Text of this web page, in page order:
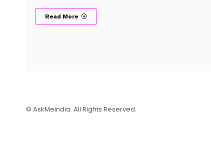
Read More
© AskMeindia. All Rights Reserved.